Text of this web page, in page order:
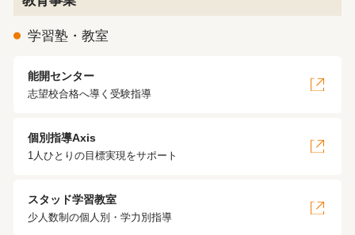
学習塾・教室
能開センター
志望校合格へ導く受験指導
個別指導Axis
1人ひとりの目標実現をサポート
スタッド学習教室
少人数制の個人別・学力別指導